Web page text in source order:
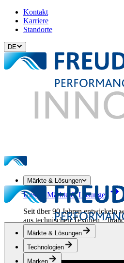
Kontakt
Karriere
Standorte
DE
Märkte & Lösungen
Unsere Märkte & Lösungen
Seit über 90 Jahren entwickeln
aus technischen Textilien –
und mit technologischer Tiefe.
unsere vielfältigen Anwendungen.
Bekleidung & Schuhe
Märkte & Lösungen
Technologien
Marken